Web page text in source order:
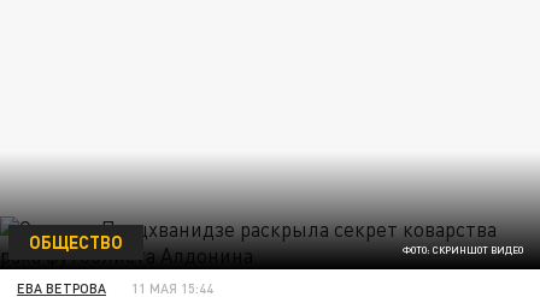
ФОТО: СКРИНШОТ ВИДЕО
ОБЩЕСТВО
ЕВА ВЕТРОВА 11 МАЯ 15:44